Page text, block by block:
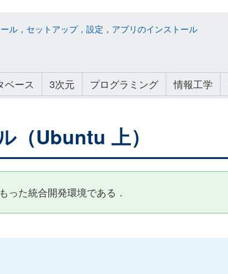
ル，セットアップ，設定，アプリのインストール
ベース 3次元 プログラミング 情報工学
（Ubuntu 上）
った統合開発環境である．